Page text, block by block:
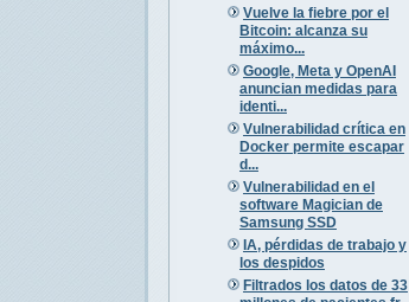
Vuelve la fiebre por el
Bitcoin: alcanza su
máximo...
Google, Meta y OpenAI
anuncian medidas para
identi...
Vulnerabilidad crítica en
Docker permite escapar
d...
Vulnerabilidad en el
software Magician de
Samsung SSD
IA, pérdidas de trabajo y
los despidos
Filtrados los datos de 33